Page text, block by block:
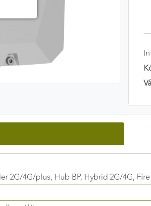
2G/4G/plus, Hub BP, Hybrid 2G/4G,